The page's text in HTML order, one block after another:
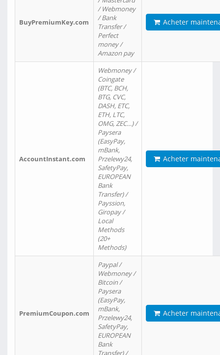
BuyPremiumKey.com
/ Webmoney
/ Bank
Transfer /
Perfect
money /
Amazon pay
Acheter
AccountInstant.com
Webmoney /
Coingate
(BTC, BCH,
BTG, CVC,
DASH, ETC,
ETH, LTC,
OMG, ZEC…) /
Paysera
(EasyPay,
mBank,
Przelewy24,
SafetyPay,
EUROPEAN
Bank
Transfer) /
Payssion,
Giropay /
Local
Methods
(20+
Methods)
Acheter
PremiumCoupon.com
Paypal /
Webmoney /
Bitcoin /
Paysera
(EasyPay,
mBank,
Przelewy24,
SafetyPay,
EUROPEAN
Bank
Transfer) /
Acheter